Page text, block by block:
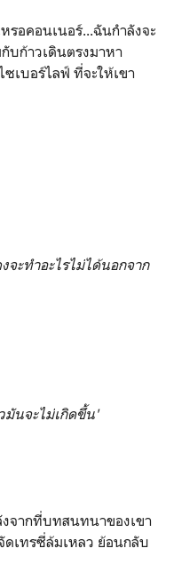
รอคอนเนอร์...ฉันกำลังจะ
บก้าวเดินตรงมาหา
เบอร์ไลฟ์ ที่จะให้เขา
จะทำอะไรไม่ได้นอกจาก
มันจะไม่เกิดขึ้น'
จากที่บทสนทนาของเขา
เทรซี่ล้มเหลว ย้อนกลับ